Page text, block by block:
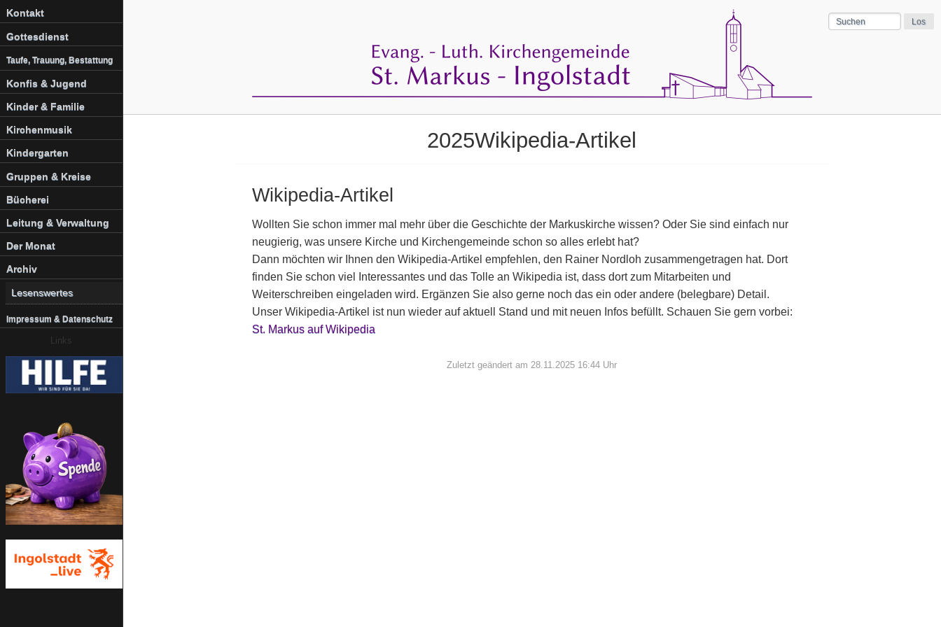
2025Wikipedia-Artikel
Wikipedia-Artikel
Wollten Sie schon immer mal mehr über die Geschichte der Markuskirche wissen? Oder Sie sind einfach nur
neugierig, was unsere Kirche und Kirchengemeinde schon so alles erlebt hat?
Dann möchten wir Ihnen den Wikipedia-Artikel empfehlen, den Rainer Nordloh zusammengetragen hat. Dort
finden Sie schon viel Interessantes und das Tolle an Wikipedia ist, dass dort zum Mitarbeiten und
Weiterschreiben eingeladen wird. Ergänzen Sie also gerne noch das ein oder andere (belegbare) Detail.
Unser Wikipedia-Artikel ist nun wieder auf aktuell Stand und mit neuen Infos befüllt. Schauen Sie gern vorbei:
St. Markus auf Wikipedia
Kontakt
Gottesdienst
Taufe, Trauung, Bestattung
Konfis & Jugend
Kinder & Familie
Kirchenmusik
Kindergarten
Gruppen & Kreise
Bücherei
Leitung & Verwaltung
Der Monat
Archiv
Lesenswertes
Impressum & Datenschutz
Links
Zuletzt geändert am 28.11.2025 16:44 Uhr